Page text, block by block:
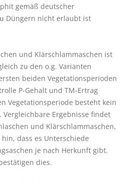
gemäß deutscher
Düngern nicht erlaubt ist
und Klärschlammaschen ist
zu den o.g. Varianten
beiden Vegetationsperioden
P-Gehalt und TM-Ertrag
Vegetationsperiode besteht kein
Ergebnisse findet
und Klärschlammaschen,
dass es Unterschiede
je nach Herkunft gibt.
dies.